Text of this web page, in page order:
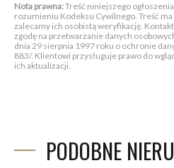
Nota prawna:Treść niniejszego
rozumieniu Kodeksu Cywilnego. Treść
zalecamy ich osobistą weryfikację.
zgodę na przetwarzanie danych
dnia 29 sierpnia 1997 roku o ochronie
883/. Klientowi przysługuje prawo do
ich aktualizacji.
PODOBNE